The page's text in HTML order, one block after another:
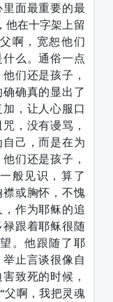
面最重要的最
他在十字架上留
啊，宽恕他们
么。通俗一点
们还是孩子，
确真的显出了
，让人心服口
，没有谩骂，
己，而是在为
们还是孩子，
般见识，算了
或胸怀，不愧
作为耶稣的追
跟着耶稣很随
。他跟随了耶
止言谈很像自
致死的时候，
父啊，我把灵魂